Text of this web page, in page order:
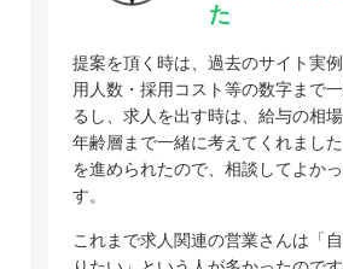
た
提案を頂く時は、過去のサイト実
用人数・採用コスト等の数字まで
るし、求人を出す時は、給与の相
年齢層まで一緒に考えてくれまし
を進められたので、相談してよか
す。
これまで求人関連の営業さんは「